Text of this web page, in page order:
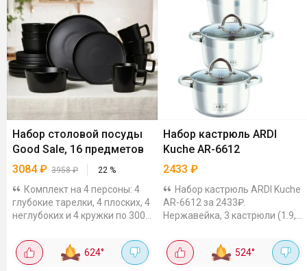
Набор столовой посуды
Good Sale, 16 предметов
3084₽ 3958₽ 22 %
Комплект на 4 персоны: 4
глубокие тарелки, 4 плоских, 4
неглубоких и 4 кружки по 300
универсального размера
тоже входят в набор.
Керамика с...
624°
Набор кастрюль ARDI
Kuche AR-6612
2433 ₽
Набор кастрюль ARDI Kuche
AR-6612 за 2433₽.
Нержавейка, 3 кастрюли (1.9,
крышки. Капсульное дно -
греется равномерно. Для
индукции подходит. В
524°